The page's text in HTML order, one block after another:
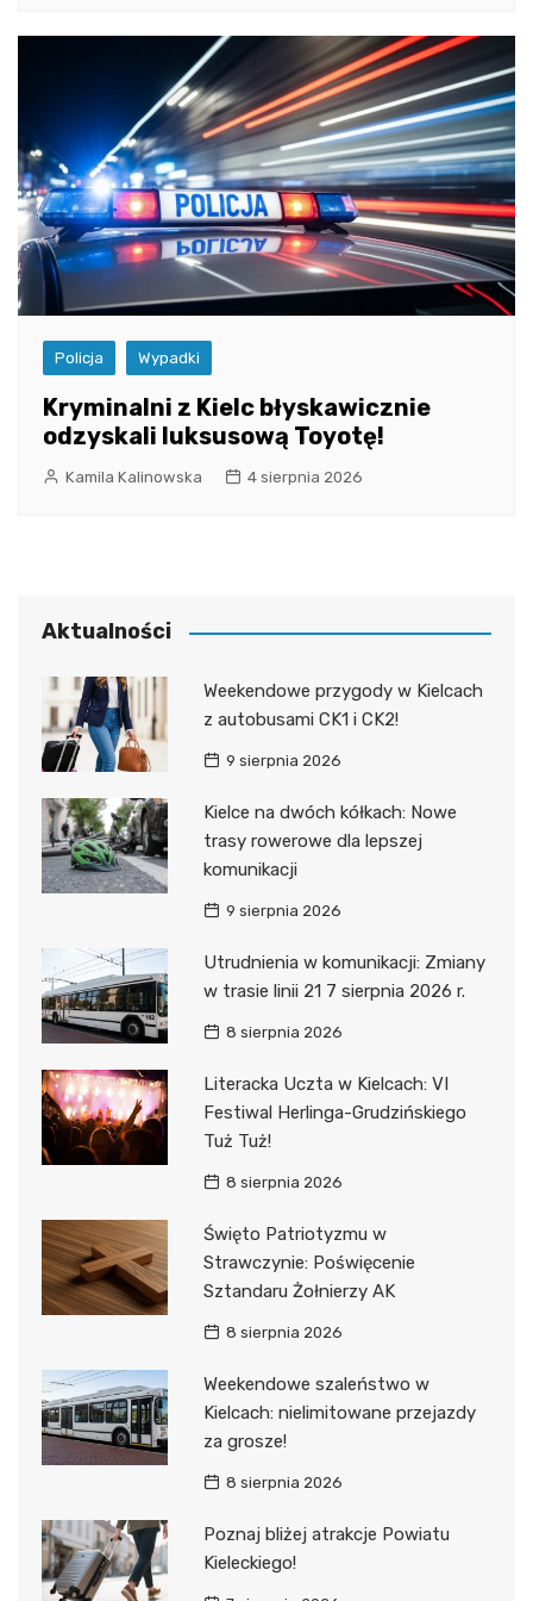
Policja Wypadki
Kryminalni z Kielc błyskawicznie
odzyskali luksusową Toyotę!
Kamila Kalinowska 4 sierpnia 2026
Aktualności
Weekendowe przygody w Kielcach
z autobusami CK1 i CK2!
9 sierpnia 2026
Kielce na dwóch kółkach: Nowe
trasy rowerowe dla lepszej
komunikacji
9 sierpnia 2026
Utrudnienia w komunikacji: Zmiany
w trasie linii 21 7 sierpnia 2026 r.
8 sierpnia 2026
Literacka Uczta w Kielcach: VI
Festiwal Herlinga-Grudzińskiego
Tuż Tuż!
8 sierpnia 2026
Święto Patriotyzmu w
Strawczynie: Poświęcenie
Sztandaru Żołnierzy AK
8 sierpnia 2026
Weekendowe szaleństwo w
Kielcach: nielimitowane przejazdy
za grosze!
8 sierpnia 2026
Poznaj bliżej atrakcje Powiatu
Kieleckiego!